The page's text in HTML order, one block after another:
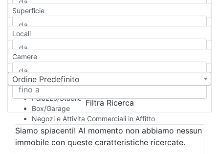
Casa indipendente
Casa Semi-indipendente
Attico/Mansarda
Rustico/Casale
Camera d'Albergo
Multiproprietà
Palazzo/Stabile
Box/Garage
Negozi e Attivita Commerciali in Affitto
Qualsiasi
Attività/Licenza Commerciale
Azienda Agricola
Superficie
Locali
Camere
Ordine Predefinito
Filtra Ricerca
Siamo spiacenti! Al momento non abbiamo nessun
immobile con queste caratteristiche ricercate.